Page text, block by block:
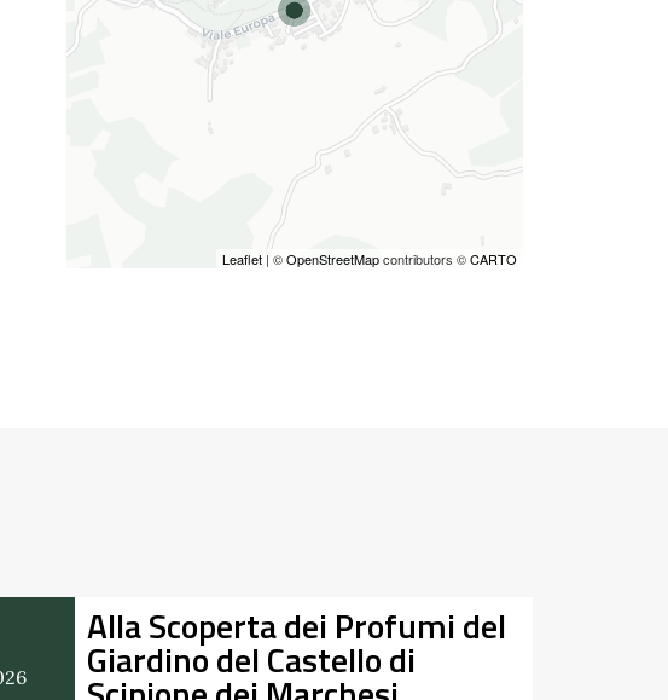
Leaflet | ©OpenStreetMapcontributors ©CARTO
Data
07/03/2026
Tra Taro e Ceno alla
Riscoperta dei Fiumi